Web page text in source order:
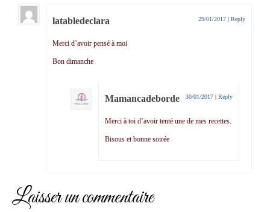
latabledeclara 29/01/2017 | Reply
Merci d’avoir pensé à moi
Bon dimanche
Mamancadeborde 30/01/2017 | Reply
Merci à toi d’avoir tenté une de mes recettes.
Bisous et bonne soirée
Laisser un commentaire